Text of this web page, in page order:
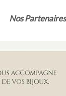
Nos